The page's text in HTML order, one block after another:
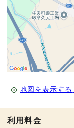
地図を表示する
利用料金